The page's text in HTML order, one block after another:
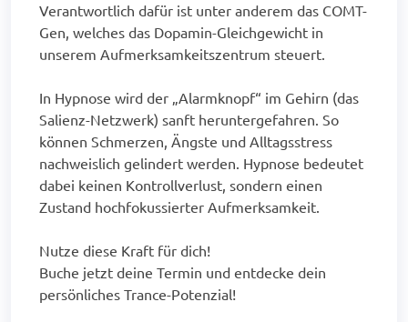
Verantwortlich dafür ist unter anderem das COMT-
Gen, welches das Dopamin-Gleichgewicht in
unserem Aufmerksamkeitszentrum steuert.
In Hypnose wird der „Alarmknopf“ im Gehirn (das
Salienz-Netzwerk) sanft heruntergefahren. So
können Schmerzen, Ängste und Alltagsstress
nachweislich gelindert werden. Hypnose bedeutet
dabei keinen Kontrollverlust, sondern einen
Zustand hochfokussierter Aufmerksamkeit.
Nutze diese Kraft für dich!
Buche jetzt deine Termin und entdecke dein
persönliches Trance-Potenzial!